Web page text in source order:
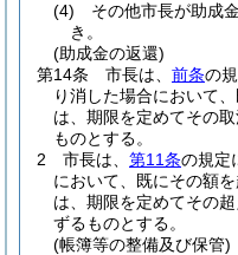
(4)
その他市長が助成
き。
(助成金の返還)
第14条
市長は、 前条の
り消した場合において
は、期限を定めてその
ものとする。
2
市長は、 第11条の規定
において、既にその額
は、期限を定めてその
ずるものとする。
(帳簿等の整備及び保管)